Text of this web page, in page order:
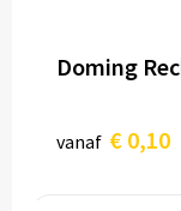
Doming
vanaf € 0,10